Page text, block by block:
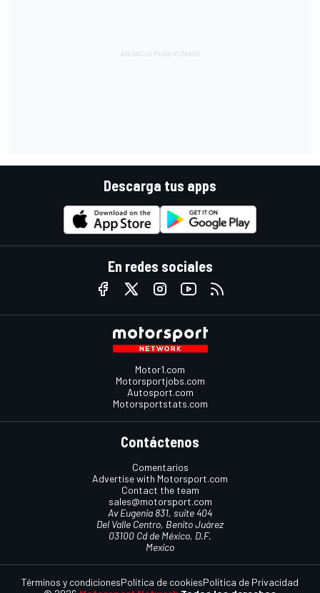
Descarga tus apps
En redes sociales
Motor1.com
Motorsportjobs.com
Autosport.com
Motorsportstats.com
Contáctenos
Comentarios
Advertise with Motorsport.com
Contact the team
sales@motorsport.com
Av Eugenia 831, suite 404
Del Valle Centro, Benito Juárez
03100 Cd de México, D.F.
Mexico
Términos y condicionesPolítica de cookiesPolítica de Privacidad